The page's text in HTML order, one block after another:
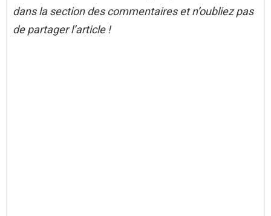
dans la section des commentaires et n’oubliez pas
de partager l’article !